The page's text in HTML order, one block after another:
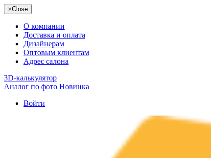
×Close
О компании
Доставка и оплата
Дизайнерам
Оптовым клиентам
Адрес салона
3D-калькулятор
Аналог по фото Новинка
Войти